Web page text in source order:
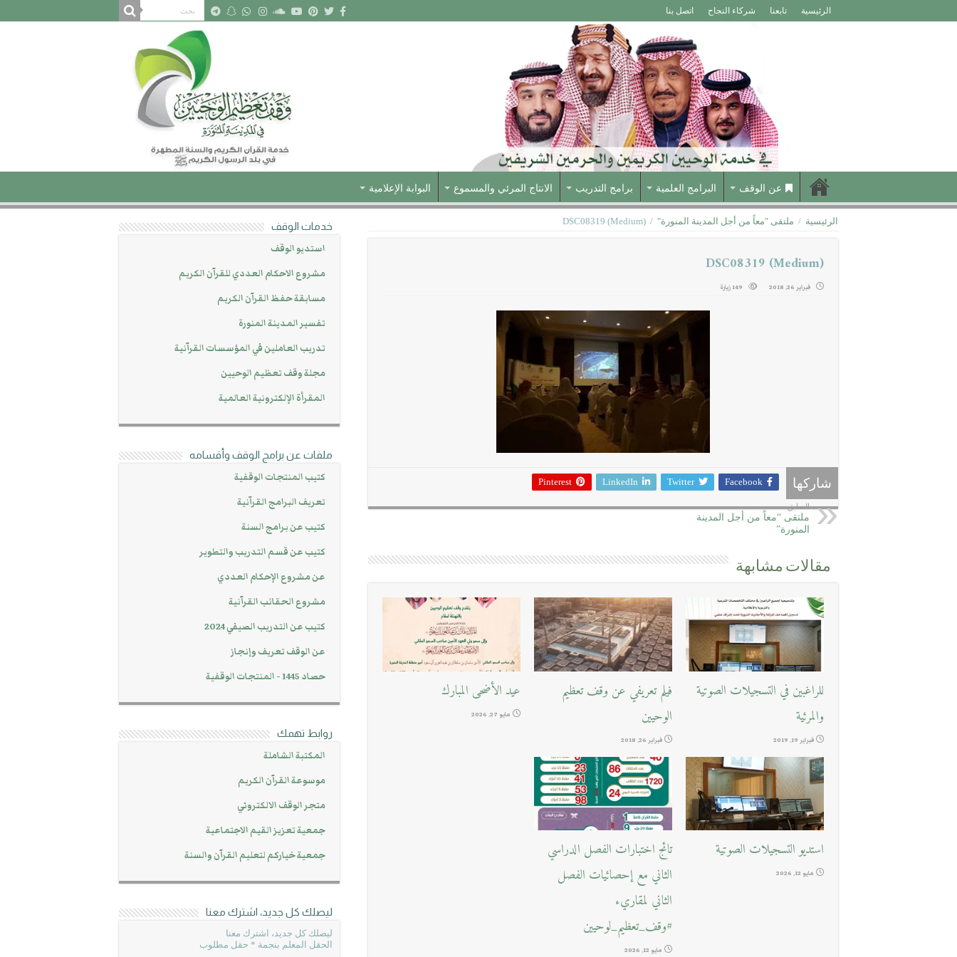
الرئيسية تابعنا شركاء النجاح اتصل بنا
عن الوقف البرامج العلمية برامج التدريب الانتاج المرئي والمسموع البوابة الإعلامية
الرئيسية / ملتقى "معاً من أجل المدينة المنورة" /
DSC08319 (Medium)
DSC08319 (Medium)
فبراير 26, 2018 149 زيارة
شاركها Facebook
Twitter
LinkedIn
Pinterest
السابق
ملتقى “معاً من أجل المدينة
المنورة”
مقالات مشابهة
للراغبين في التسجيلات الصوتية
والمرئية
فبراير 19, 2019
فيلم تعريفي عن وقف تعظيم
الوحيين
فبراير 26, 2018
عيد الأضحى المبارك
مايو 27, 2026
استديو التسجيلات الصوتية
مايو 12, 2026
تائج اختبارات الفصل الدراسي
الثاني مع إحصائيات الفصل
الثاني لمقاريء
#وقف_تعظيم_لوحيين
مايو 12, 2026
خدمات الوقف
استديو الوقف
مشروع الاحكام العددي للقرآن الكريم
مسابقة حفظ القرآن الكريم
تفسير المدينة المنورة
تدريب العاملين في المؤسسات القرآنية
مجلة وقف تعظيم الوحيين
المقرأة الإلكترونية العالمية
ملفات عن برامج الوقف وأقسامه
كتيب المنتجات الوقفية
تعريف البرامج القرآنية
كتيب عن برامج السنة
كتيب عن قسم التدريب والتطوير
عن مشروع الإحكام العددي
مشروع الحقائب القرآنية
كتيب عن التدريب الصيفي 2024
عن الوقف تعريف وإنجاز
حصاد 1445 - المنتجات الوقفية
روابط تهمك
المكتبة الشاملة
موسوعة القرآن الكريم
متجر الوقف الالكتروني
جمعية تعزيز القيم الاجتماعية
جمعية خياركم لتعليم القرآن والسنة
ليصلك كل جديد، اشترك معنا
ليصلك كل جديد، اشترك معنا
الحقل المعلم بنجمة * حقل مطلوب